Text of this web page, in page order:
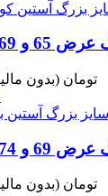
و 79 سانت
1,750,000 تومان (بدون
و 78 سانت
1,750,000 تومان (بدون